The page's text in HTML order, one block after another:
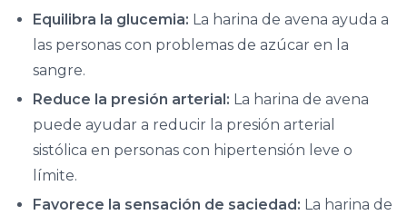
Equilibra la glucemia: La harina de avena ayuda a
las personas con problemas de azúcar en la
sangre.
Reduce la presión arterial: La harina de avena
puede ayudar a reducir la presión arterial
sistólica en personas con hipertensión leve o
límite.
Favorece la sensación de saciedad: La harina de